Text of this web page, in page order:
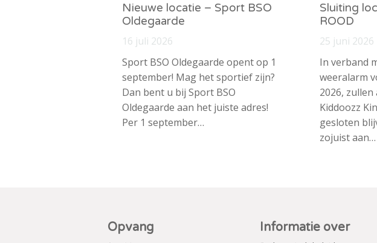
Nieuwe locatie – Sport BSO
Oldegaarde
16 juli 2026
Sport BSO Oldegaarde opent op 1
september! Mag het sportief zijn?
Dan bent u bij Sport BSO
Oldegaarde aan het juiste adres!
Per 1 september…
Sluiting
ROOD
25 juni 2026
In verband
weeralarm
2026, zullen
Kiddoozz
gesloten
zojuist aan…
Opvang Informatie over